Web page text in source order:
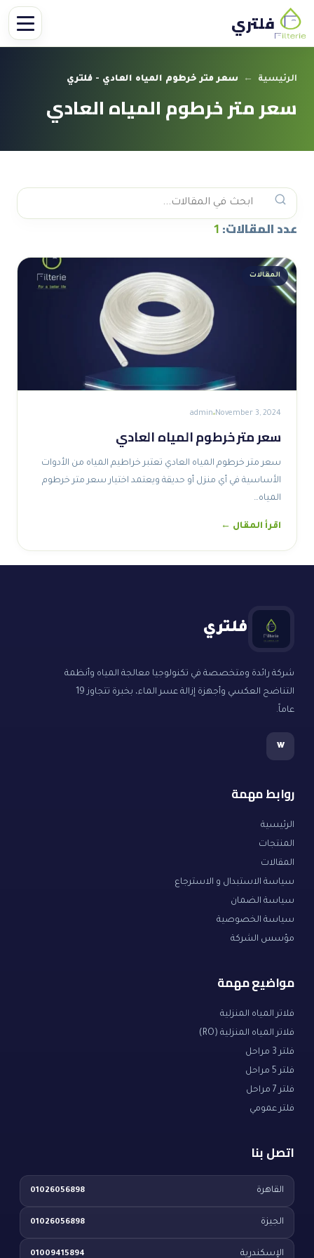
فلتري
الرئيسية ← سعر متر خرطوم المياه العادي - فلتري
سعر متر خرطوم المياه العادي
عدد المقالات:1
المقالات
November 3, 2024
admin
سعر متر خرطوم المياه العادي
سعر متر خرطوم المياه العادي تعتبر خراطيم المياه من الأدوات
الأساسية في أي منزل أو حديقة ويعتمد اختيار سعر متر خرطوم
المياه…
اقرأ المقال ←
فلتري
شركة رائدة ومتخصصة في تكنولوجيا معالجة المياه وأنظمة
التناضح العكسي وأجهزة إزالة عسر الماء، بخبرة تتجاوز 19
عاماً.
w
روابط مهمة
الرئيسية
المنتجات
المقالات
سياسة الاستبدال و الاسترجاع
سياسة الضمان
سياسة الخصوصية
مؤسس الشركة
مواضيع مهمة
فلاتر المياه المنزلية
فلاتر المياه المنزلية (RO)
فلتر 3 مراحل
فلتر 5 مراحل
فلتر 7 مراحل
فلتر عمومي
اتصل بنا
القاهرة 01026056898
الجيزة 01026056898
الإسكندرية 01009415894